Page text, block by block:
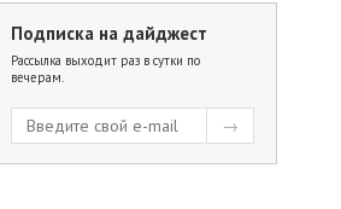
Подписка на дайджест
Рассылка выходит раз в сутки по
вечерам.